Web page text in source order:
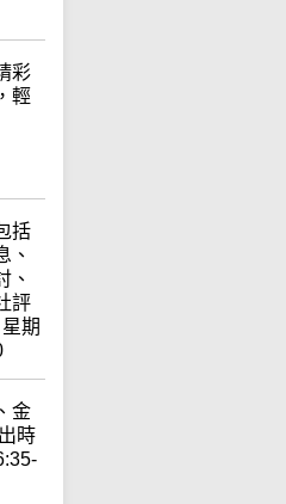
彩
輕
括
、
、
評
期
金
時